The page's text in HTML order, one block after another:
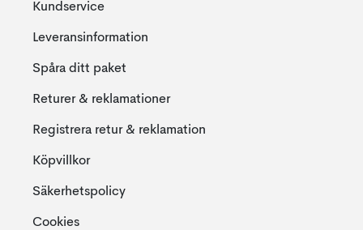
Kundservice
Leveransinformation
Spåra ditt paket
Returer & reklamationer
Registrera retur & reklamation
Köpvillkor
Säkerhetspolicy
Cookies